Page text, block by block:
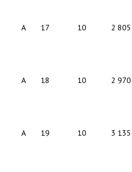
A 17 10 2 805
A 18 10 2 970
A 19 10 3 135